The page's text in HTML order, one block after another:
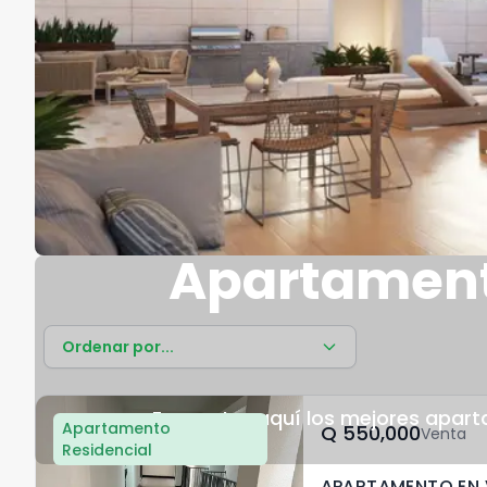
Encuentra aquí los mejores
Ordenar por...
Apartamento
Residencial
Q	550,000Venta